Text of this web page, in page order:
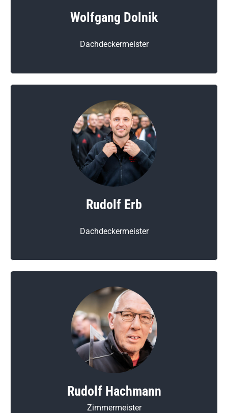
Wolfgang Dolnik
Dachdeckermeister
Rudolf Erb
Dachdeckermeister
Rudolf Hachmann
Zimmermeister